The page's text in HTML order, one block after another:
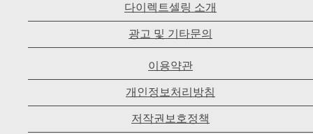
다이렉트셀링 소개
광고 및 기타문의
이용약관
개인정보처리방침
저작권보호정책